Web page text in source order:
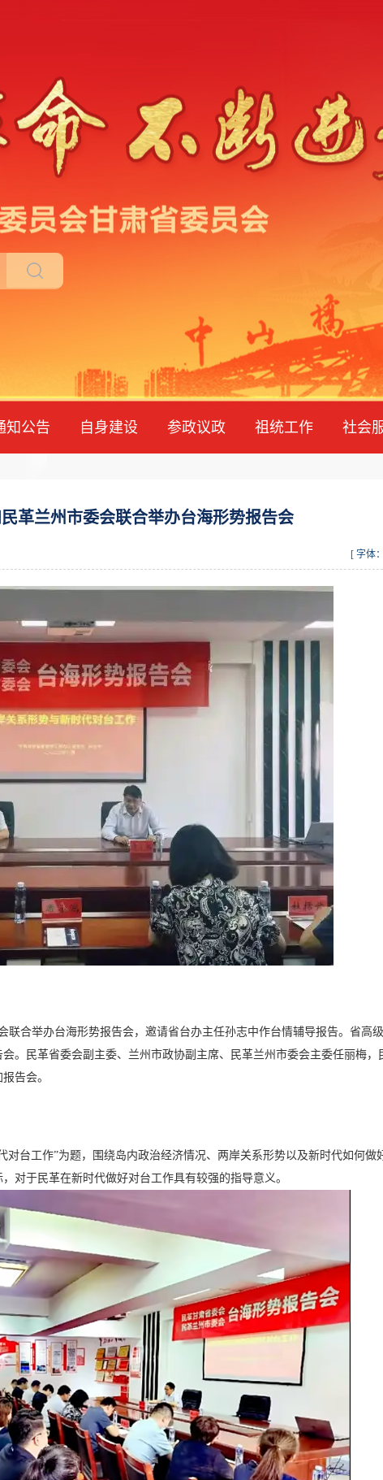
知公告 自身建设 参政议政 祖统工作 社会
革兰州市委会联合举办台海形势报告会
[ 字体
联合举办台海形势报告会，邀请省台办主任孙志中作台情辅导报告。省高
。民革省委会副主委、兰州市政协副主席、民革兰州市委会主委任丽梅，
告会。
对台工作”为题，围绕岛内政治经济情况、两岸关系形势以及新时代如何做
对于民革在新时代做好对台工作具有较强的指导意义。